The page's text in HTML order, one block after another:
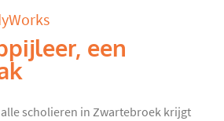
een
scholieren in Zwartebroek krijgt